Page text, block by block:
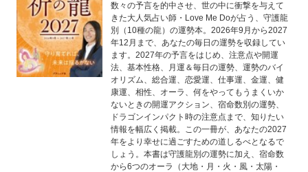
数々の予言を的中させ、世の中に衝撃を与えて
きた大人気占い師・Love Me Doが占う、守護龍
別（10種の龍）の運勢本。2026年9月から2027
年12月まで、あなたの毎日の運勢を収録してい
ます。2027年の予言をはじめ、注意点や開運
法、基本性格、月運＆毎日の運勢、運勢のバイ
オリズム、総合運、恋愛運、仕事運、金運、健
康運、相性、オーラ、何をやってもうまくいか
ないときの開運アクション、宿命数別の運勢、
ドラゴンインパクト時の注意点まで、知りたい
情報を幅広く掲載。この一冊が、あなたの2027
年をより幸せに過ごすための道しるべとなるで
しょう。本書は守護龍別の運勢に加え、宿命数
から6つのオーラ（大地・月・火・風・太陽・